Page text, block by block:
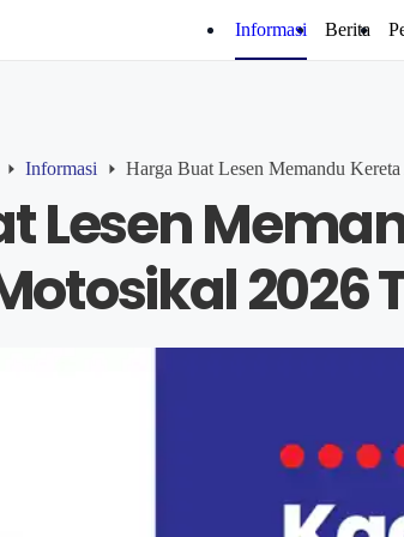
Informasi Berita
Informasi Harga Buat Lesen Memandu
Lesen
2026